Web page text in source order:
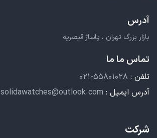
آدرس
بازار بزرگ تهران ، پاساژ قیصریه
تماس ما ما
تلفن : ۰۲۱-۵۵۸۰۱۰۲۸
آدرس ایمیل : solidawatches@outlook.com
شرکت